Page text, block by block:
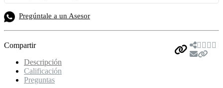
Pregúntale a un Asesor
Compartir
Descripción
Calificación
Preguntas